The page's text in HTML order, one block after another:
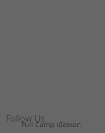
Follow Us
Full Camp เมืองเอก